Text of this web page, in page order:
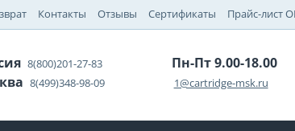
Контакты Отзывы Сертификаты Прайс-лист
8(800)201-27-83
8(499)348-98-09
Пн-Пт 9.00-18.00
1@cartridge-msk.ru